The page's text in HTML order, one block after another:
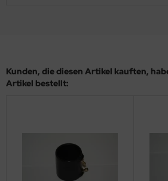
Kunden, die diesen Artikel kauften,
Artikel bestellt: